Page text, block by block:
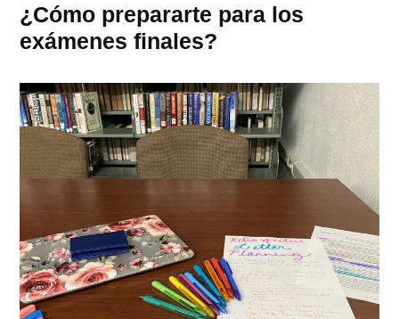
¿Cómo prepararte para los
exámenes finales?